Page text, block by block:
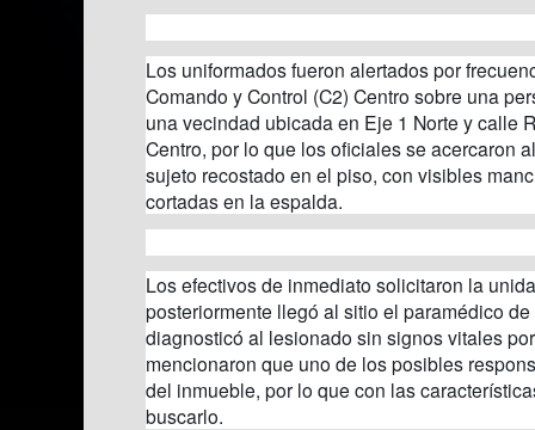
Los uniformados fueron alertados por
Comando y Control (C2) Centro sobre una
una vecindad ubicada en Eje 1 Norte y calle
Centro, por lo que los oficiales se acercaron
sujeto recostado en el piso, con visibles
cortadas en la espalda.
Los efectivos de inmediato solicitaron la
posteriormente llegó al sitio el paramédico
diagnosticó al lesionado sin signos vitales
mencionaron que uno de los posibles
del inmueble, por lo que con las
buscarlo.